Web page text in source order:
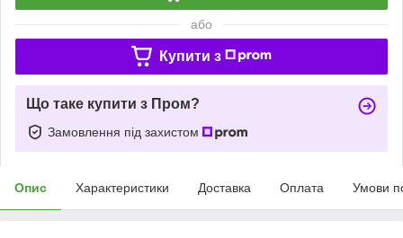
або
Купити з
Що таке купити з Пром?
Замовлення під захистом
Опис Характеристики Доставка Оплата Умови